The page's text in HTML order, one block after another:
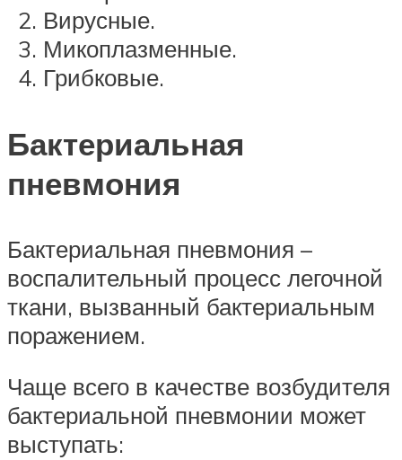
Вирусные.
Микоплазменные.
Грибковые.
Бактериальная
пневмония
Бактериальная пневмония –
воспалительный процесс легочной
ткани, вызванный бактериальным
поражением.
Чаще всего в качестве возбудителя
бактериальной пневмонии может
выступать: